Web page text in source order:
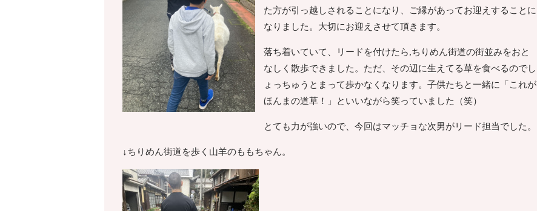
た方が引っ越しされることになり、ご縁があってお迎えすることに
なりました。大切にお迎えさせて頂きます。
落ち着いていて、リードを付けたら,ちりめん街道の街並みをおと
なしく散歩できました。ただ、その辺に生えてる草を食べるのでし
ょっちゅうとまって歩かなくなります。子供たちと一緒に「これが
ほんまの道草！」といいながら笑っていました（笑）
とても力が強いので、今回はマッチョな次男がリード担当でした。
↓ちりめん街道を歩く山羊のももちゃん。